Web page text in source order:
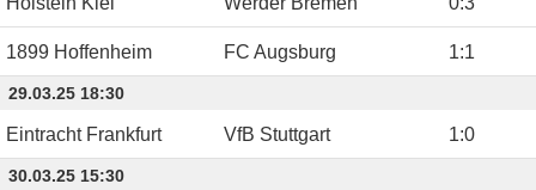
1899 Hoffenheim FC Augsburg 1:1
29.03.25 18:30
Eintracht Frankfurt VfB Stuttgart 1:0
30.03.25 15:30